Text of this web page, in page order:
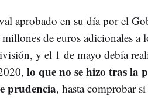
aprobado en su día por el
de euros adicionales a
y el 1 de mayo debía
lo que no se hizo tras la
prudencia, hasta comprobar